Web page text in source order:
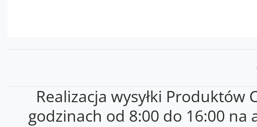
Realizacja wysyłki
godzinach od 8:00 do 16:00 na